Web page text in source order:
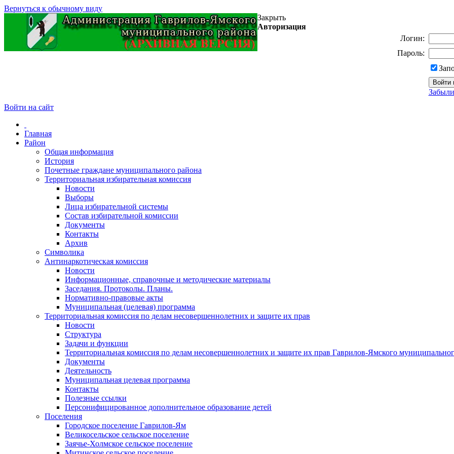
Вернуться к обычному виду
Закрыть
Авторизация
Логин:
Пароль:
Войти на сайт
Главная
Район
Общая информация
История
Почетные граждане муниципального района
Территориальная избирательная комиссия
Новости
Выборы
Лица избирательной системы
Состав избирательной комиссии
Документы
Контакты
Архив
Символика
Антинаркотическая комиссия
Новости
Информационные, справочные и методические материалы
Заседания. Протоколы. Планы.
Нормативно-правовые акты
Муниципальная (целевая) программа
Территориальная комиссия по делам несовершеннолетних и защите их прав
Новости
Структура
Задачи и функции
Территориальная комиссия по делам несовершеннолетних и защите их прав Гаврилов-Ямского
Документы
Деятельность
Муниципальная целевая программа
Контакты
Полезные ссылки
Персонифицированное дополнительное образование детей
Поселения
Городское поселение Гаврилов-Ям
Великосельское сельское поселение
Заячье-Холмское сельское поселение